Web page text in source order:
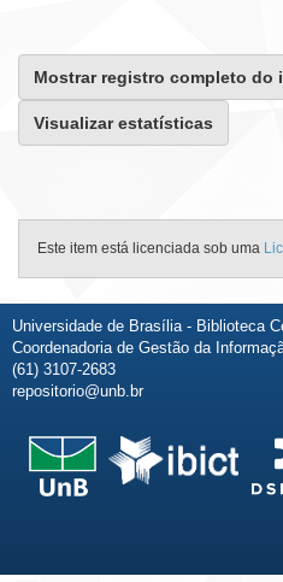
Mostrar registro completo do
Visualizar estatísticas
Este item está licenciada sob uma
Universidade de Brasília - Biblioteca
Coordenadoria de Gestão da
(61) 3107-2683
repositorio@unb.br